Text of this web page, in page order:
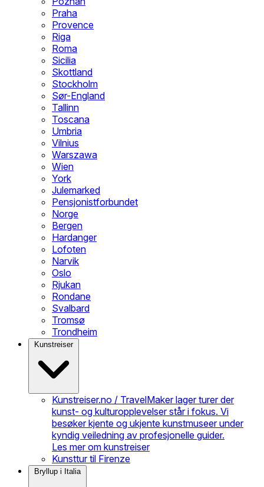
Praha
Provence
Riga
Roma
Sicilia
Skottland
Stockholm
Sør-England
Tallinn
Toscana
Umbria
Vilnius
Warszawa
Wien
York
Julemarked
Pensjonistforbundet
Norge
Bergen
Hardanger
Lofoten
Narvik
Oslo
Rjukan
Rondane
Svalbard
Tromsø
Trondheim
Kunstreiser
Kunstreiser.no / TravelMaker lager turer der
kunst- og kulturopplevelser står i fokus. Vi
besøker kjente og ukjente kunstmuseer under
kyndig veiledning av profesjonelle guider.
Les mer om kunstreiser
Kunsttur til Firenze
Bryllup i Italia